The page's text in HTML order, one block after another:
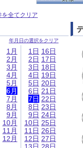
を全てクリア
年月日の選択をクリア
1月
2月
3月
4月
5月
6月
7月
8月
9月
10月
11月
12月
1日
2日
3日
4日
5日
6日
7日
8日
9日
10日
11日
12日
16日
17日
18日
19日
20日
21日
22日
23日
24日
25日
26日
27日